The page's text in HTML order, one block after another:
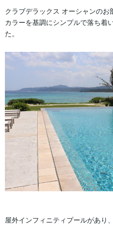
クラブデラックス オーシャンのお
カラーを基調にシンプルで落ち着
た。
屋外インフィニティプールがあり